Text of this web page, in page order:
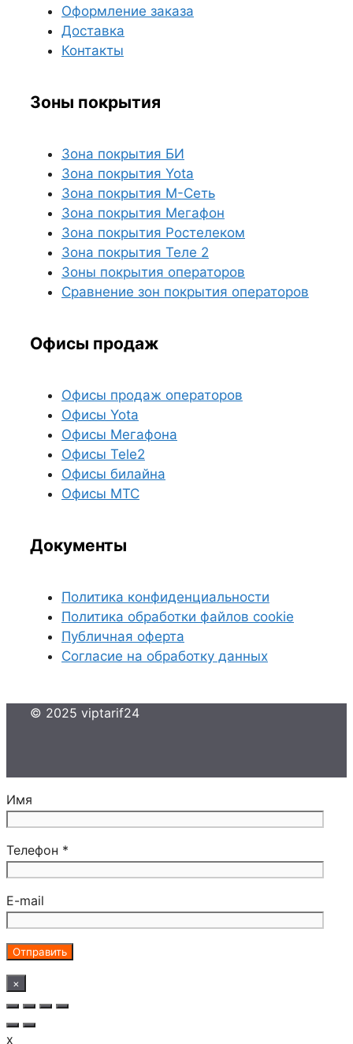
Оформление заказа
Доставка
Контакты
Зоны покрытия
Зона покрытия БИ
Зона покрытия Yota
Зона покрытия М-Сеть
Зона покрытия Мегафон
Зона покрытия Ростелеком
Зона покрытия Теле 2
Зоны покрытия операторов
Сравнение зон покрытия операторов
Офисы продаж
Офисы продаж операторов
Офисы Yota
Офисы Мегафона
Офисы Tele2
Офисы билайна
Офисы МТС
Документы
Политика конфиденциальности
Политика обработки файлов cookie
Публичная оферта
Согласие на обработку данных
© 2025 viptarif24
Имя
Телефон *
E-mail
×
x